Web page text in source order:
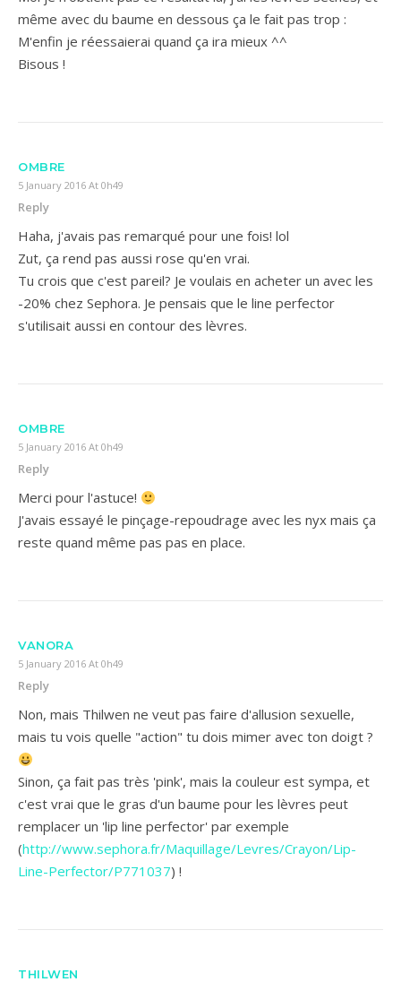
même avec du baume en dessous ça le fait pas trop :
M'enfin je réessaierai quand ça ira mieux ^^
Bisous !
OMBRE
5 January 2016 At 0h49
Reply
Haha, j'avais pas remarqué pour une fois! lol
Zut, ça rend pas aussi rose qu'en vrai.
Tu crois que c'est pareil? Je voulais en acheter un avec les
-20% chez Sephora. Je pensais que le line perfector
s'utilisait aussi en contour des lèvres.
OMBRE
5 January 2016 At 0h49
Reply
Merci pour l'astuce!
J'avais essayé le pinçage-repoudrage avec les nyx mais ça
reste quand même pas pas en place.
VANORA
5 January 2016 At 0h49
Reply
Non, mais Thilwen ne veut pas faire d'allusion sexuelle,
mais tu vois quelle "action" tu dois mimer avec ton doigt ?
Sinon, ça fait pas très 'pink', mais la couleur est sympa, et
c'est vrai que le gras d'un baume pour les lèvres peut
remplacer un 'lip line perfector' par exemple
(http://www.sephora.fr/Maquillage/Levres/Crayon/Lip-
Line-Perfector/P771037) !
THILWEN